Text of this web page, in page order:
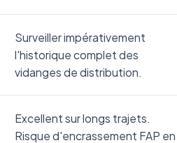
Surveiller impérativement
l'historique complet des
vidanges de distribution.
Excellent sur longs trajets.
Risque d'encrassement FAP en